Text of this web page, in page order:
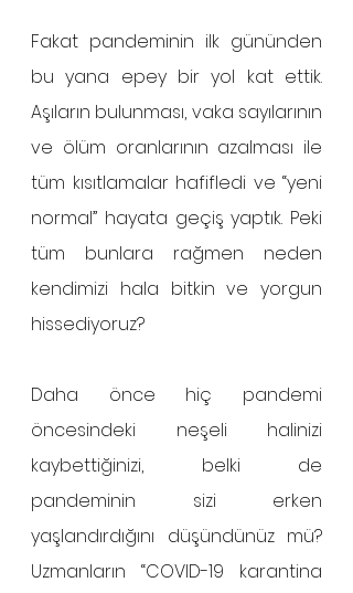
Fakat pandeminin ilk gününden
bu yana epey bir yol kat ettik.
Aşıların bulunması, vaka sayılarının
ve ölüm oranlarının azalması ile
tüm kısıtlamalar hafifledi ve “yeni
normal” hayata geçiş yaptık. Peki
tüm bunlara rağmen neden
kendimizi hala bitkin ve yorgun
hissediyoruz?
Daha önce hiç pandemi
öncesindeki neşeli halinizi
kaybettiğinizi, belki de
pandeminin sizi erken
yaşlandırdığını düşündünüz mü?
Uzmanların “COVID-19 karantina